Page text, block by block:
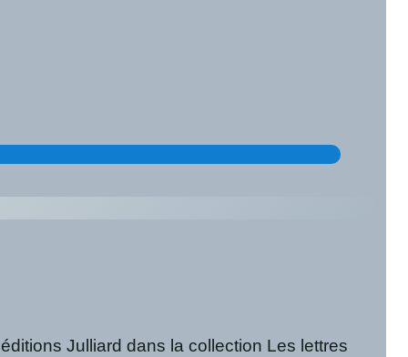
Julliard dans la collection Les lettres